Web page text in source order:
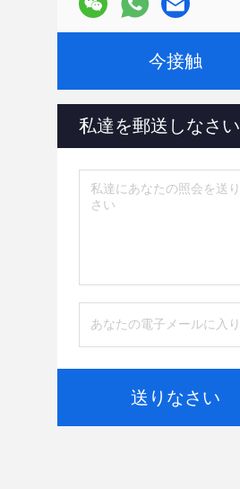
今接触
私達を郵送しなさい
送りなさい